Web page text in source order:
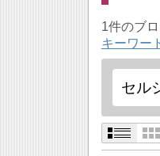
1件のブ
キーワー